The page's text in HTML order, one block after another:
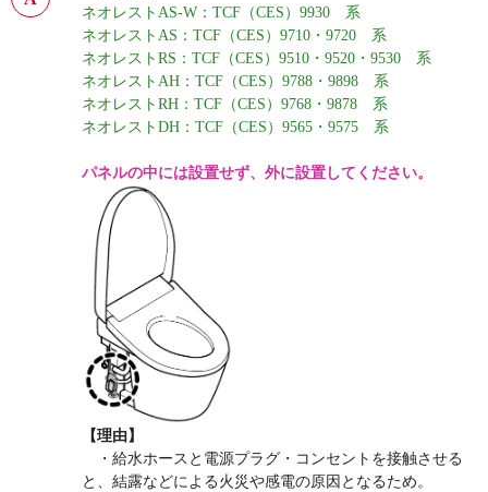
ネオレストAS-W：TCF（CES）9930 系
ネオレストAS：TCF（CES）9710・9720 系
ネオレストRS：TCF（CES）9510・9520・9530 系
ネオレストAH：TCF（CES）9788・9898 系
ネオレストRH：TCF（CES）9768・9878 系
ネオレストDH：TCF（CES）9565・9575 系
パネルの中には設置せず、外に設置してください。
【理由】
・給水ホースと電源プラグ・コンセントを接触させる
と、結露などによる火災や感電の原因となるため。